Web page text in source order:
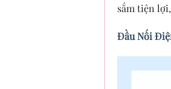
sắm tiện
Đầu Nối